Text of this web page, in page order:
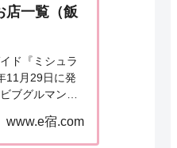
店一覧（飯
ド『ミシュラ
11月29日に発
ブグルマン』
www.e宿.com